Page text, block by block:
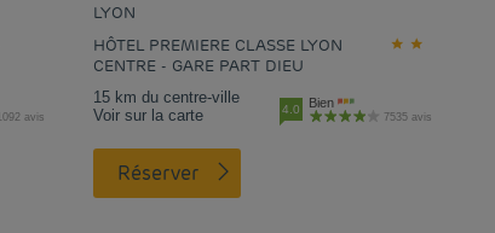
1092 avis
LYON
HÔTEL PREMIERE CLASSE LYON
CENTRE - GARE PART DIEU
15 km du centre-ville
Voir sur la carte
4.0 Bien
7535 avis
Réserver